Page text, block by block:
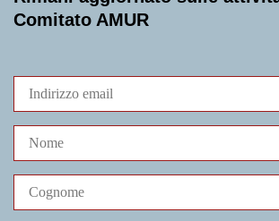
Comitato AMUR